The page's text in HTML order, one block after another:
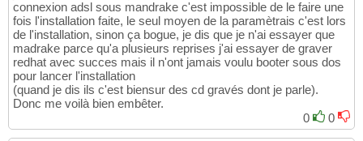
connexion adsl sous mandrake c'est impossible de le faire une
fois l'installation faite, le seul moyen de la paramètrais c'est lors
de l'installation, sinon ça bogue, je dis que je n'ai essayer que
madrake parce qu'a plusieurs reprises j'ai essayer de graver
redhat avec succes mais il n'ont jamais voulu booter sous dos
pour lancer l'installation
(quand je dis ils c'est biensur des cd gravés dont je parle).
Donc me voilà bien embêter.
0
0